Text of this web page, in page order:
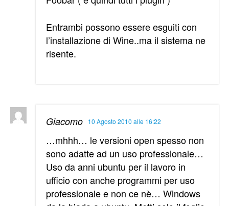
Entrambi possono essere esguiti con
l’installazione di Wine..ma il sistema ne
risente.
Giacomo 10 Agosto 2010 alle 16:22
…mhhh… le versioni open spesso non
sono adatte ad un uso professionale…
Uso da anni ubuntu per il lavoro in
ufficio con anche programmi per uso
professionale e non ce nè… Windows